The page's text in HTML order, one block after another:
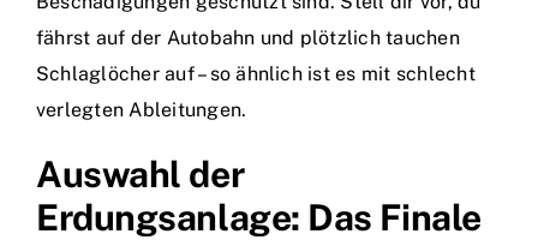
fährst auf der Autobahn und plötzlich tauchen
Schlaglöcher auf – so ähnlich ist es mit schlecht
verlegten Ableitungen.
Auswahl der
Erdungsanlage: Das Finale